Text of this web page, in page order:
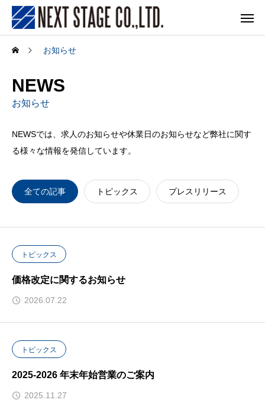
お知らせ
NEWS
お知らせ
NEWSでは、求人のお知らせや休業日のお知らせなど弊社に関す
る様々な情報を発信しています。
全ての記事 トピックス プレスリリース
トピックス
価格改定に関するお知らせ
2026.07.22
トピックス
2025-2026 年末年始営業のご案内
2025.11.27